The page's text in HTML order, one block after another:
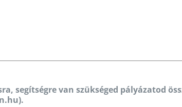
segítségre van szükséged pályázatod